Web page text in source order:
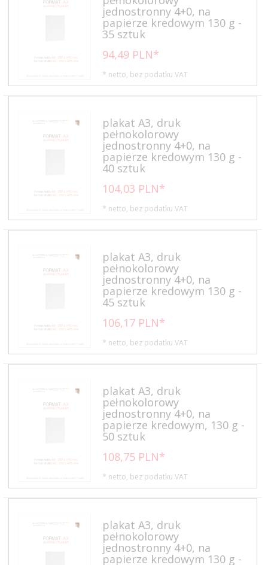
jednostronny 4+0, na
papierze kredowym 130 g -
35 sztuk
94,49 PLN*
* netto, bez podatku VAT
plakat A3, druk
pełnokolorowy
jednostronny 4+0, na
papierze kredowym 130 g -
40 sztuk
104,03 PLN*
* netto, bez podatku VAT
plakat A3, druk
pełnokolorowy
jednostronny 4+0, na
papierze kredowym 130 g -
45 sztuk
106,17 PLN*
* netto, bez podatku VAT
plakat A3, druk
pełnokolorowy
jednostronny 4+0, na
papierze kredowym, 130 g -
50 sztuk
108,75 PLN*
* netto, bez podatku VAT
plakat A3, druk
pełnokolorowy
jednostronny 4+0, na
papierze kredowym 130 g -